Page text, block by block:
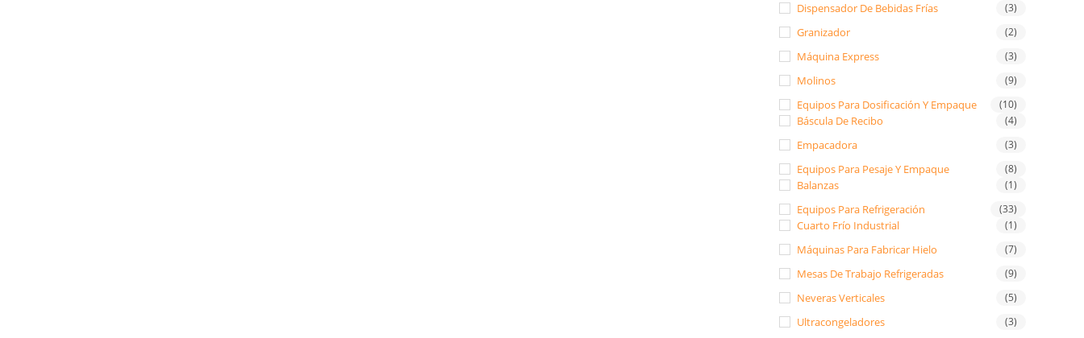
Dispensador De Bebidas Frías (3)
Granizador (2)
Máquina Express (3)
Molinos (9)
Equipos Para Dosificación Y Empaque (10)
Báscula De Recibo (4)
Empacadora (3)
Equipos Para Pesaje Y Empaque (8)
Balanzas (1)
Equipos Para Refrigeración (33)
Cuarto Frío Industrial (1)
Máquinas Para Fabricar Hielo (7)
Mesas De Trabajo Refrigeradas (9)
Neveras Verticales (5)
Ultracongeladores (3)